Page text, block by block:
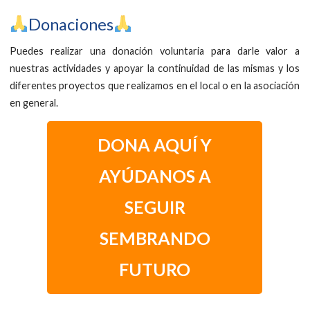
​Donaciones
Puedes realizar una donación voluntaria para darle valor a
nuestras actividades y apoyar la continuidad de las mismas y los
diferentes proyectos que realizamos en el local o en la asociación
en general.
DONA AQUÍ Y
AYÚDANOS A
SEGUIR
SEMBRANDO
FUTURO